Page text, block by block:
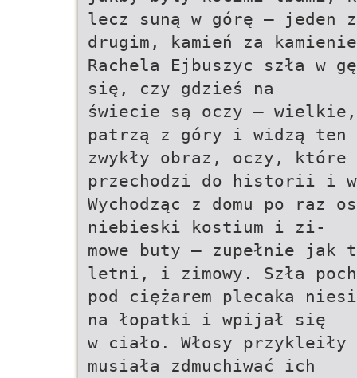
lecz suną w górę – jeden
drugim, kamień za
Rachela Ejbuszyc szła w
się, czy gdzieś na
świecie są oczy –
patrzą z góry i widzą ten
zwykły obraz, oczy,
przechodzi do historii i
Wychodząc z domu po raz
niebieski kostium i zi-
mowe buty – zupełnie
letni, i zimowy. Szła
pod ciężarem plecaka
na łopatki i wpijał się
w ciało. Włosy
musiała zdmuchiwać ich